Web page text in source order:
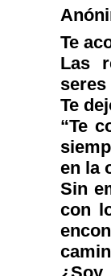
Te
Las
seres
Te
“Te
en la
Sin
con